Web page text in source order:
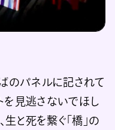
のパネルに記されて
を見逃さないでほし
生と死を繋ぐ「橋」の